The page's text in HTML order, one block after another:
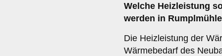
Welche Heizleistung
werden in
Die Heizleistung der
Wärmebedarf des